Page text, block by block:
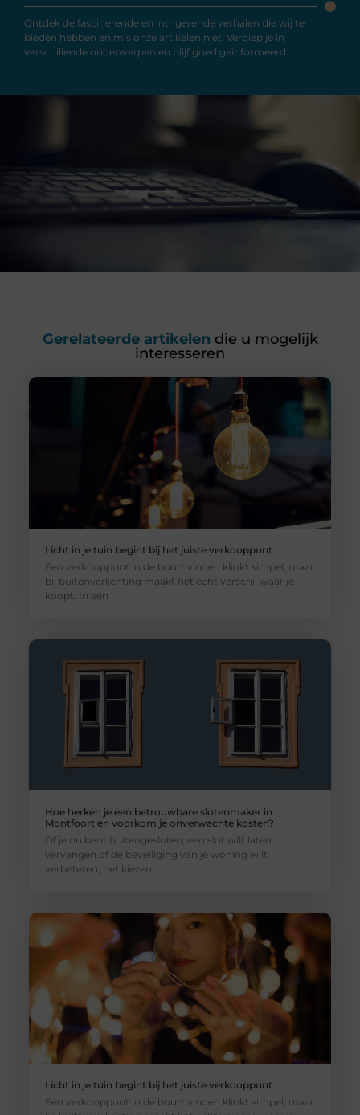
Ontdek de fascinerende en intrigerende verhalen die wij te
bieden hebben en mis onze artikelen niet. Verdiep je in
verschillende onderwerpen en blijf goed geïnformeerd.
Gerelateerde artikelen die u mogelijk
interesseren
Licht in je tuin begint bij het juiste verkooppunt
Een verkooppunt in de buurt vinden klinkt simpel, maar
bij buitenverlichting maakt het echt verschil waar je
koopt. In een
Hoe herken je een betrouwbare slotenmaker in
Montfoort en voorkom je onverwachte kosten?
Of je nu bent buitengesloten, een slot wilt laten
vervangen of de beveiliging van je woning wilt
verbeteren, het kiezen
Licht in je tuin begint bij het juiste verkooppunt
Een verkooppunt in de buurt vinden klinkt simpel, maar